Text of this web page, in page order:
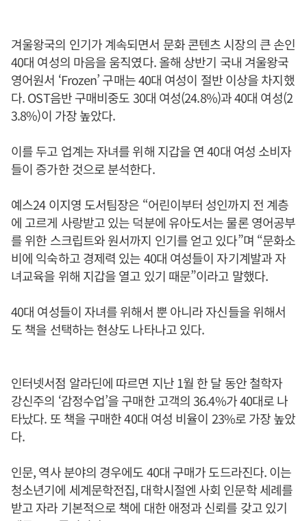
겨울왕국의 인기가 계속되면서 문화 콘텐츠 시장의 큰 손인
40대 여성의 마음을 움직였다. 올해 상반기 국내 겨울왕국
영어원서 ‘Frozen’ 구매는 40대 여성이 절반 이상을 차지했
다. OST음반 구매비중도 30대 여성(24.8%)과 40대 여성(2
3.8%)이 가장 높았다.
이를 두고 업계는 자녀를 위해 지갑을 연 40대 여성 소비자
들이 증가한 것으로 분석한다.
예스24 이지영 도서팀장은 “어린이부터 성인까지 전 계층
에 고르게 사랑받고 있는 덕분에 유아도서는 물론 영어공부
를 위한 스크립트와 원서까지 인기를 얻고 있다”며 “문화소
비에 익숙하고 경제력 있는 40대 여성들이 자기계발과 자
녀교육을 위해 지갑을 열고 있기 때문”이라고 말했다.
40대 여성들이 자녀를 위해서 뿐 아니라 자신들을 위해서
도 책을 선택하는 현상도 나타나고 있다.
인터넷서점 알라딘에 따르면 지난 1월 한 달 동안 철학자
강신주의 ‘감정수업’을 구매한 고객의 36.4%가 40대로 나
타났다. 또 책을 구매한 40대 여성 비율이 23%로 가장 높았
다.
인문, 역사 분야의 경우에도 40대 구매가 도드라진다. 이는
청소년기에 세계문학전집, 대학시절엔 사회 인문학 세례를
받고 자라 기본적으로 책에 대한 애정과 신뢰를 갖고 있기